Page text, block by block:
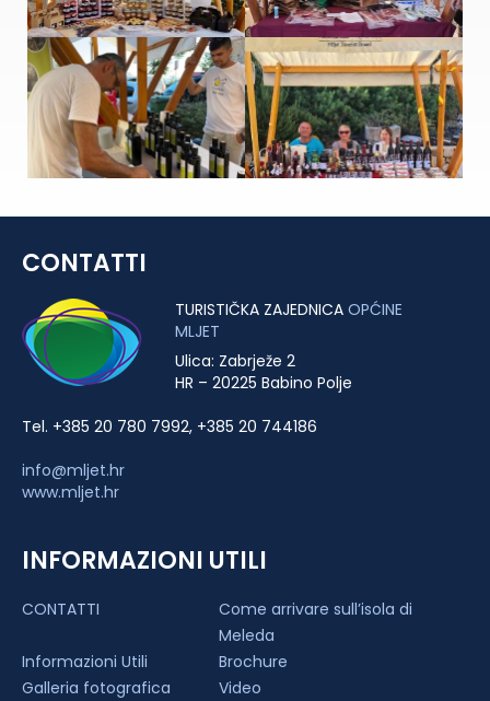
CONTATTI
TURISTIČKA ZAJEDNICA OPĆINE
MLJET
Ulica: Zabrježe 2
HR – 20225 Babino Polje
Tel. +385 20 780 7992, +385 20 744186
info@mljet.hr
www.mljet.hr
INFORMAZIONI UTILI
CONTATTI
Come arrivare sull’isola di
Meleda
Informazioni Utili
Brochure
Galleria fotografica
Video